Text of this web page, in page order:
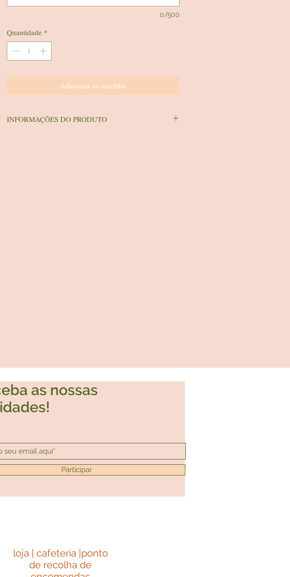
0/500
Quantidade *
Adicionar ao carrinho
INFORMAÇÕES DO PRODUTO
as nossas
Participar
loja | cafeteria |ponto
de recolha de